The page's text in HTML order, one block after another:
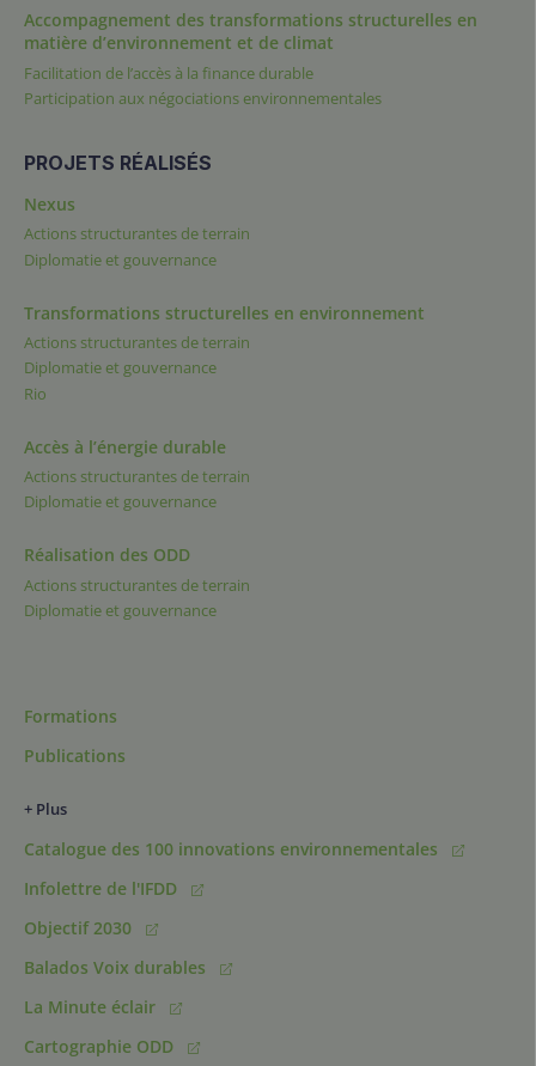
Accompagnement des transformations structurelles en
matière d’environnement et de climat
Facilitation de l’accès à la finance durable
Participation aux négociations environnementales
PROJETS RÉALISÉS
Nexus
Actions structurantes de terrain
Diplomatie et gouvernance
Transformations structurelles en environnement
Actions structurantes de terrain
Diplomatie et gouvernance
Rio
Accès à l’énergie durable
Actions structurantes de terrain
Diplomatie et gouvernance
Réalisation des ODD
Actions structurantes de terrain
Diplomatie et gouvernance
Formations
Publications
+ Plus
Catalogue des 100 innovations environnementales
Infolettre de l'IFDD
Objectif 2030
Balados Voix durables
La Minute éclair
Cartographie ODD